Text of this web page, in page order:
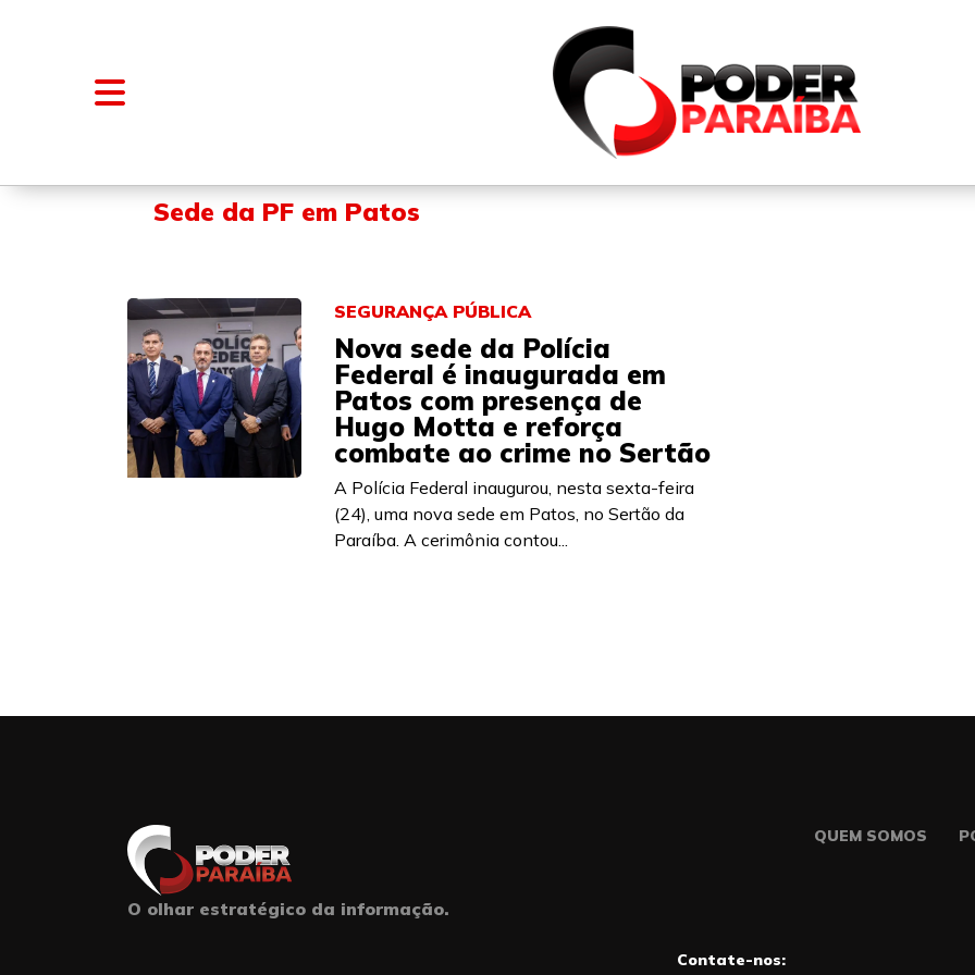
FALE CONOSCO
Sede da PF em Patos
SEGURANÇA PÚBLICA
Nova sede da Polícia
Federal é inaugurada em
Patos com presença de
Hugo Motta e reforça
combate ao crime no Sertão
A Polícia Federal inaugurou, nesta sexta-feira
(24), uma nova sede em Patos, no Sertão da
Paraíba. A cerimônia contou...
O olhar estratégico da informação.
QUEM SOMOS
Contate-nos: